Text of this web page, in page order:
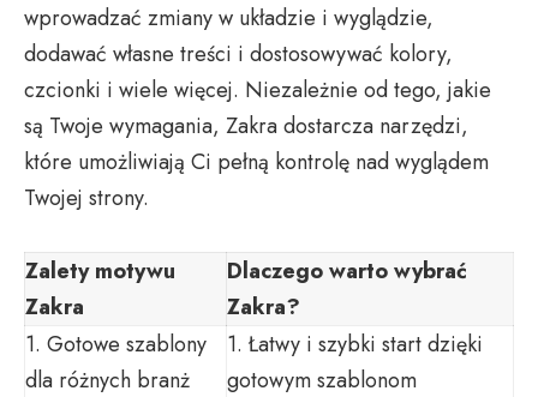
wprowadzać zmiany w układzie i wyglądzie,
dodawać własne treści i dostosowywać kolory,
czcionki i wiele więcej. Niezależnie od tego, jakie
są Twoje wymagania, Zakra dostarcza narzędzi,
które umożliwiają Ci pełną kontrolę nad wyglądem
Twojej strony.
Zalety motywu
Zakra
Dlaczego warto wybrać
Zakra?
1. Gotowe szablony
dla różnych branż
1. Łatwy i szybki start dzięki
gotowym szablonom